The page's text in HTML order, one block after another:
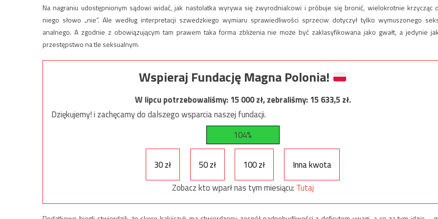
Na nagraniu udostępnionym sądowi widać, jak nastolatka wyrywa się zwyrodnialcowi i próbuje się bronić, wielokrotnie krzycząc
niego słowo „nie”. Ale według interpretacji szwedzkiego wymiaru sprawiedliwości sprzeciw dotyczył tylko wymuszonego
analnego. A zgodnie z obowiązującym tam prawem taka forma zbliżenia nie może być zaklasyfikowana jako gwałt, a jedynie
przestępstwo na tle seksualnym.
Wspieraj Fundację Magna Polonia!
W lipcu potrzebowaliśmy:15 000zł, zebraliśmy:15 633,5zł.
Dziękujemy! i zachęcamy do dalszego wsparcia naszej fundacji.
104%
30 zł 50 zł 100 zł
Inna kwota
Zobacz kto wparł nas tym miesiącu: Tutaj